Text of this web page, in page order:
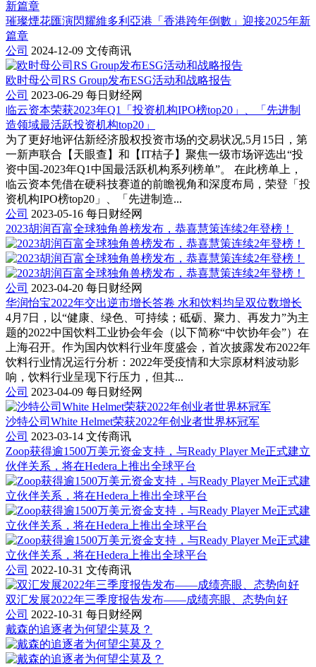
璀璨煙花匯演閃耀維多利亞港「香港跨年倒數」迎接2025年新
篇章
公司 2024-12-09 文传商讯
欧时母公司RS Group发布ESG活动和战略报告
公司 2023-06-29 每日财经网
临云资本荣获2023年Q1「投资机构IPO榜top20」、「先进制
造领域最活跃投资机构top20」
为了更好地评估新经济股权投资市场的交易状况,5月15日，第
一新声联合【天眼查】和【IT桔子】聚焦一级市场评选出“投
资中国-2023年Q1中国最活跃机构系列榜单”。 在此榜单上，
临云资本凭借在硬科技赛道的前瞻视角和深度布局，荣登「投
资机构IPO榜top20」、「先进制造...
公司 2023-05-16 每日财经网
2023胡润百富全球独角兽榜发布，恭喜慧策连续2年登榜！
公司 2023-04-20 每日财经网
华润怡宝2022年交出逆市增长答卷 水和饮料均呈双位数增长
4月7日，以“健康、绿色、可持续；砥砺、聚力、再发力”为主
题的2022中国饮料工业协会年会（以下简称“中饮协年会”）在
上海召开。作为国内饮料行业年度盛会，首次披露发布2022年
饮料行业情况运行分析：2022年受疫情和大宗原材料波动影
响，饮料行业呈现下行压力，但其...
公司 2023-04-09 每日财经网
沙特公司White Helmet荣获2022年创业者世界杯冠军
公司 2023-03-14 文传商讯
Zoop获得逾1500万美元资金支持，与Ready Player Me正式建立
伙伴关系，将在Hedera上推出全球平台
公司 2022-10-31 文传商讯
双汇发展2022年三季度报告发布——成绩亮眼、态势向好
公司 2022-10-31 每日财经网
戴森的追逐者为何望尘莫及？